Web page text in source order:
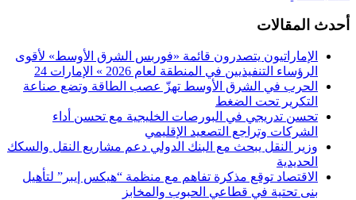
أحدث المقالات
الإماراتيون يتصدرون قائمة «فوربس الشرق الأوسط» لأقوى
الرؤساء التنفيذيين في المنطقة لعام 2026 » الإمارات 24
الحرب في الشرق الأوسط تهزّ عصب الطاقة وتضع صناعة
التكرير تحت الضغط
تحسن تدريجي في البورصات الخليجية مع تحسن أداء
الشركات وتراجع التصعيد الإقليمي
وزير النقل يبحث مع البنك الدولي دعم مشاريع النقل والسكك
الحديدية
الاقتصاد توقع مذكرة تفاهم ‏مع منظمة “هيكس إيبر” لتأهيل
بنى تحتية في قطاعي الحبوب والمخابز